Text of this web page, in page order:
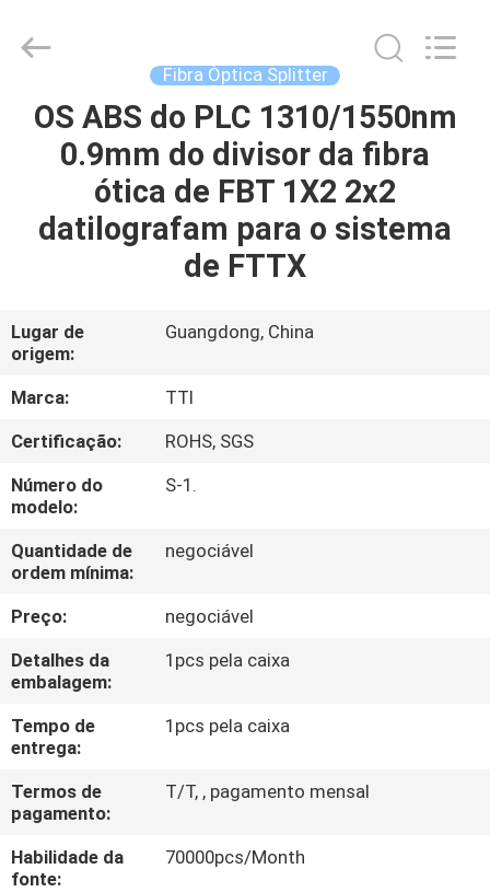
CASA
PRODUTOS
EXCURSÃO
DA
FÁBRICA
CONTROLE
DA
QUALIDADE
CONTACTE-
NOS
PEÇA
UMAS
CITAÇÕES
Communication
Tech.
Reserved.
Fibra Óptica Splitter
OS ABS do PLC 1310/1550nm
0.9mm do divisor da fibra
ótica de FBT 1X2 2x2
datilografam para o sistema
de FTTX
Lugar de
origem:
Guangdong, China
Marca:
TTI
Certificação:
ROHS, SGS
Número do
modelo:
S-1.
Quantidade de
ordem mínima:
negociável
Preço:
negociável
Detalhes da
embalagem:
1pcs pela caixa
Tempo de
entrega:
1pcs pela caixa
Termos de
pagamento:
T/T, , pagamento mensal
Habilidade da
fonte:
70000pcs/Month